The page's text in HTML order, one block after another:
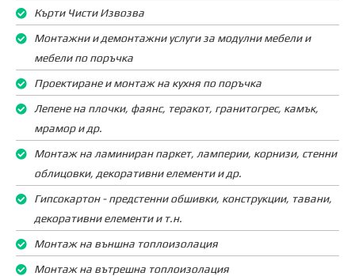
Кърти Чисти Извозва
Монтажни и демонтажни услуги за модулни мебели и
мебели по поръчка
Проектиране и монтаж на кухня по поръчка
Лепене на плочки, фаянс, теракот, гранитогрес, камък,
мрамор и др.
Монтаж на ламиниран паркет, ламперии, корнизи, стенни
облицовки, декоративни елементи и др.
Гипсокартон - предстенни обшивки, конструкции, тавани,
декоративни елементи и т.н.
Монтаж на външна топлоизолация
Монтаж на вътрешна топлоизолация